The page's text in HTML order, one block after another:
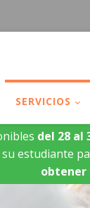
SERVICIOS
del 28 al
estudiante
obtener